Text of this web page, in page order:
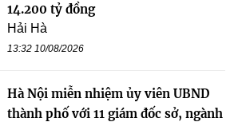
14.200 tỷ đồng
Hải Hà
13:32 10/08/2026
Hà Nội miễn nhiệm ủy viên UBND
thành phố với 11 giám đốc sở, ngành